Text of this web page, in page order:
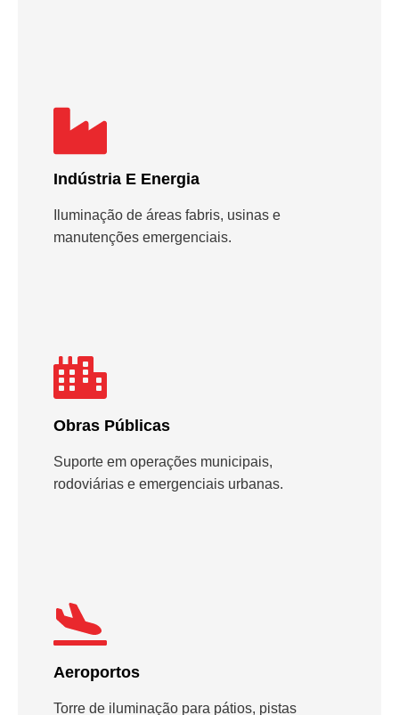
Indústria E Energia
Iluminação de áreas fabris, usinas e
manutenções emergenciais.
Obras Públicas
Suporte em operações municipais,
rodoviárias e emergenciais urbanas.
Aeroportos
Torre de iluminação para pátios, pistas